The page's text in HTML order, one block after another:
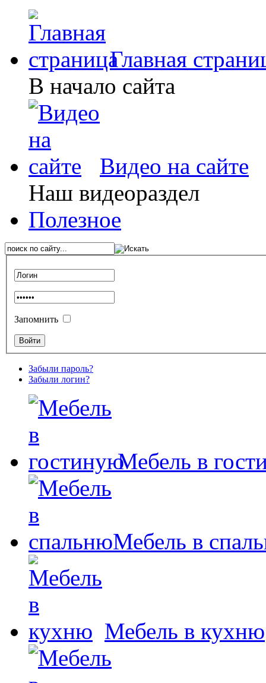
Главная
В начало сайта
Видео на сайте
Наш видеораздел
Полезное
Запомнить
Забыли пароль?
Забыли логин?
Мебель в
Мебель в
Мебель в кухню